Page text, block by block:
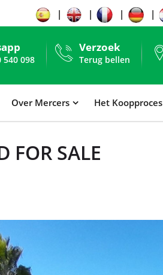
540 098
Verzoek
Terug bellen
Over Mercers Het Koopproces
FOR SALE